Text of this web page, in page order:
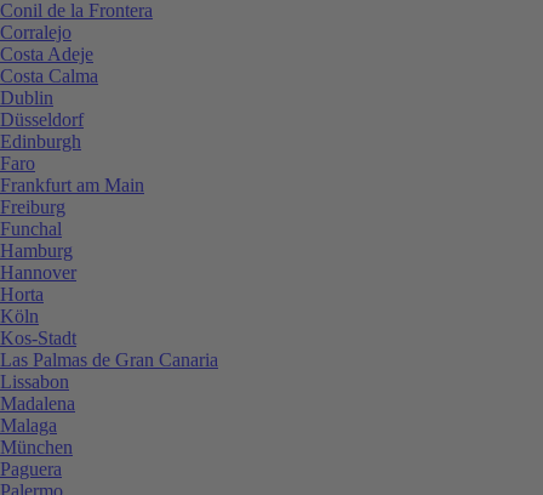
Conil de la Frontera
Corralejo
Costa Adeje
Costa Calma
Dublin
Düsseldorf
Edinburgh
Faro
Frankfurt am Main
Freiburg
Funchal
Hamburg
Hannover
Horta
Köln
Kos-Stadt
Las Palmas de Gran Canaria
Lissabon
Madalena
Malaga
München
Paguera
Palermo